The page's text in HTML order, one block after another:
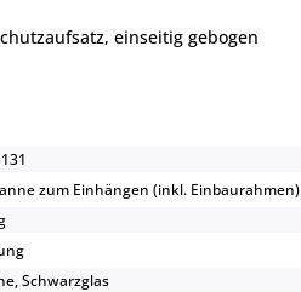
einseitig gebogen
zum Einhängen (inkl. Einbaurahmen)
Schwarzglas